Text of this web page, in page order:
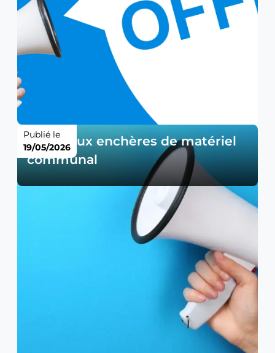
Vente aux enchères de matériel
communal
Publié le
19/05/2026